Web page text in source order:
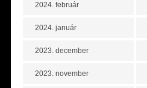
2024. február
2024. január
2023. december
2023. november